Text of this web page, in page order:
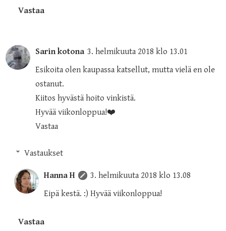
Vastaa
Sarin kotona 3. helmikuuta 2018 klo 13.01
Esikoita olen kaupassa katsellut, mutta vielä en ole
ostanut.
Kiitos hyvästä hoito vinkistä.
Hyvää viikonloppua!❤️
Vastaa
Vastaukset
Hanna H
3. helmikuuta 2018 klo 13.08
Eipä kestä. :) Hyvää viikonloppua!
Vastaa